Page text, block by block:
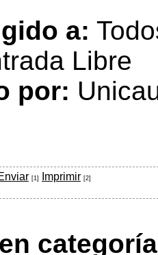
a:
Libre
por:
[1] Imprimir [2]